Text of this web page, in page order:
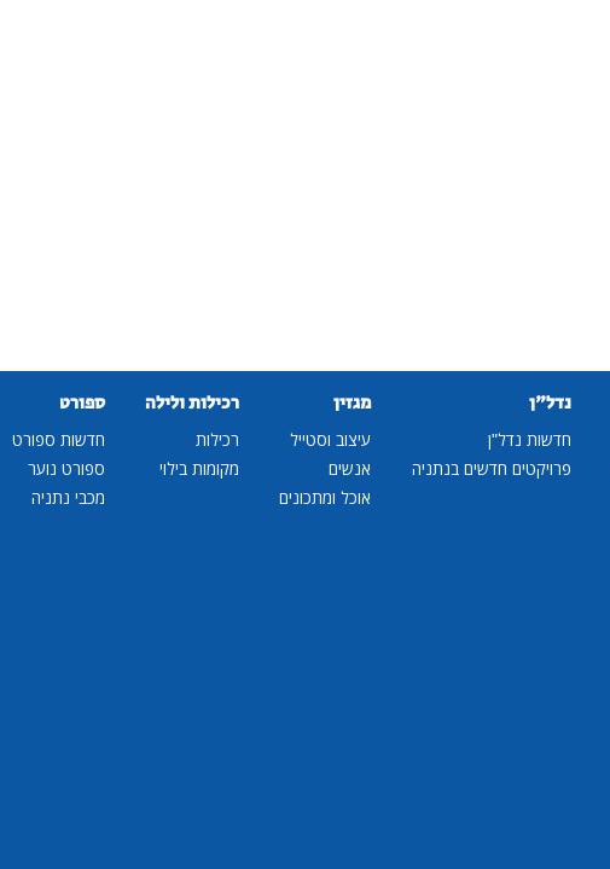
נדל"ן
חדשות נדל"ן
פרויקטים חדשים בנתניה
מגזין
עיצוב וסטייל
אנשים
אוכל ומתכונים
רכילות ולילה
רכילות
מקומות בילוי
ספורט
חדשות ספורט
ספורט נוער
מכבי נתניה